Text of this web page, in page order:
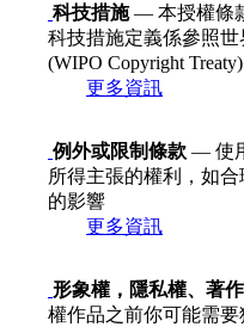
科技措施— 本授權條
科技措施定義係參照
(WIPO Copyright Treaty)
更多資訊
例外或限制條款 — 使
所得主張的權利，如
的影響
更多資訊
形象權，隱私權、著
權作品之前你可能需